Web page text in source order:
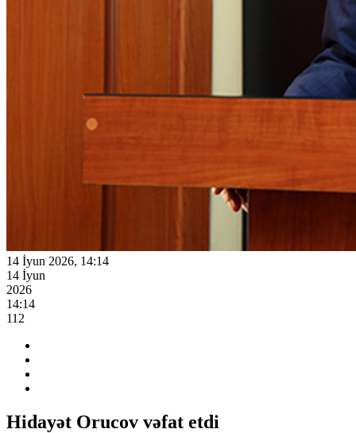
14 İyun 2026, 14:14
14 İyun
2026
14:14
112
Hidayət Orucov vəfat etdi